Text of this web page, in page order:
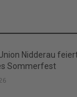
Nidderau
Sommerfest